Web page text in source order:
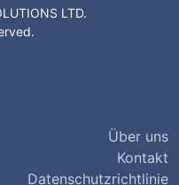
LTD.
Über uns
Kontakt
Datenschutzrichtlinie